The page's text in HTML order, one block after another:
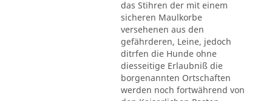
das Stihren der mit einem
sicheren Maulkorbe
versehenen aus den
gefährderen, Leine, jedoch
ditrfen die Hunde ohne
diesseitige Erlaubniß die
borgenannten Ortschaften
werden noch fortwährend von